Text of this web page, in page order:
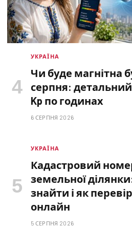
УКРАЇНА
Чи буде магнітна
серпня:
Kp по годинах
6 СЕРПНЯ 2026
УКРАЇНА
Кадастровий
земельної
знайти і як
онлайн
5 СЕРПНЯ 2026